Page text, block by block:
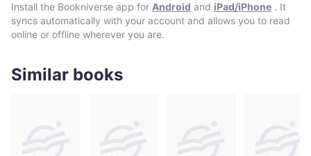
Install the Bookniverse app for Android and iPad/iPhone . It
syncs automatically with your account and allows you to read
online or offline wherever you are.
Similar books